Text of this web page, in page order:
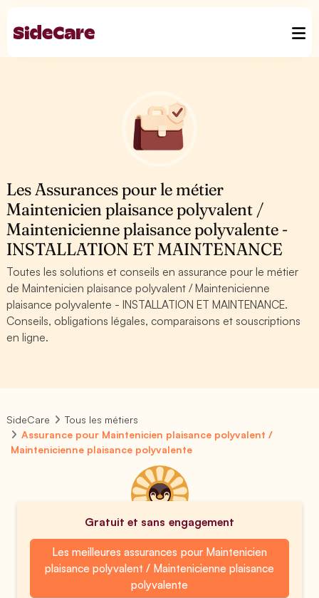
Les Assurances pour le métier
Maintenicien plaisance polyvalent /
Maintenicienne plaisance polyvalente -
INSTALLATION ET MAINTENANCE
Toutes les solutions et conseils en assurance pour le métier
de Maintenicien plaisance polyvalent / Maintenicienne
plaisance polyvalente - INSTALLATION ET MAINTENANCE.
Conseils, obligations légales, comparaisons et souscriptions
en ligne.
SideCare
Tous les métiers
Assurance pour Maintenicien plaisance polyvalent /
Maintenicienne plaisance polyvalente
Gratuit et sans engagement
Les meilleures assurances pour Maintenicien
plaisance polyvalent / Maintenicienne plaisance
polyvalente